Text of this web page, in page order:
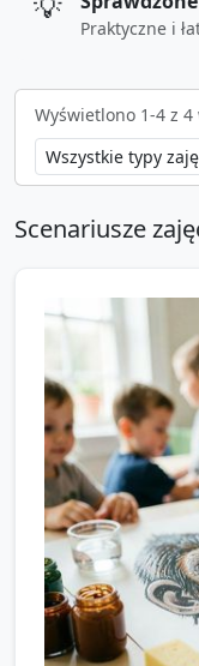
Praktyczne i
Wyświetlono 1-4 z 4
Scenariusze